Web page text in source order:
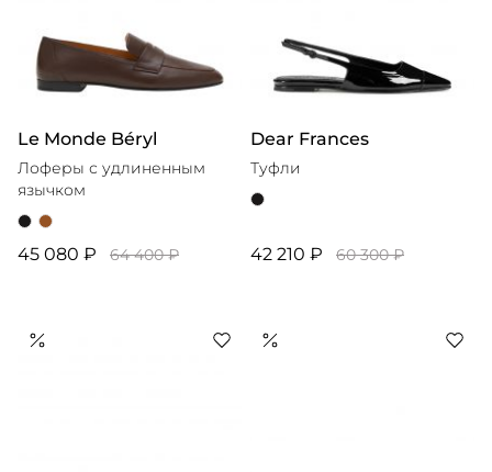
Le Monde Béryl
Лоферы с удлиненным
язычком
45 080 ₽ 64 400 ₽
Dear Frances
Туфли
42 210 ₽ 60 300 ₽